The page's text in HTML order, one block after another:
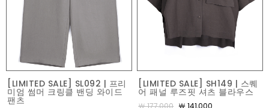
[LIMITED SALE] SL092 | 프리
미엄 썸머 크링클 밴딩 와이드
팬츠
[LIMITED SALE] SH149 | 스퀘
어 패널 루즈핏 셔츠 블라우스